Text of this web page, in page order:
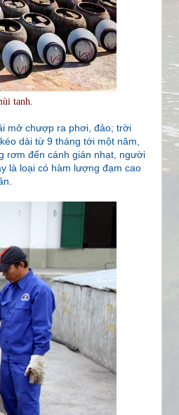
tanh.
mở chượp ra phơi, đảo; trời
dài từ 9 tháng tới một năm,
rơm đến cánh gián nhạt, người
là loại có hàm lượng đạm cao